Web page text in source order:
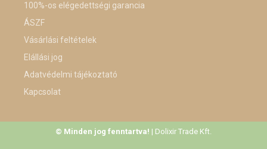
100%-os elégedettségi garancia
ÁSZF
Vásárlási feltételek
Elállási jog
Adatvédelmi tájékoztató
Kapcsolat
© Minden jog fenntartva! | Dolixir Trade Kft.